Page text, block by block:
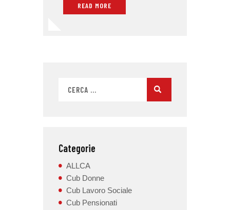
READ MORE
Categorie
ALLCA
Cub Donne
Cub Lavoro Sociale
Cub Pensionati